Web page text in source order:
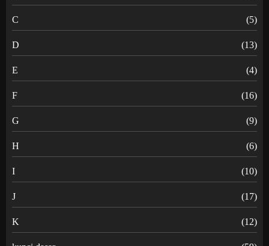
C (5)
D (13)
E (4)
F (16)
G (9)
H (6)
I (10)
J (17)
K (12)